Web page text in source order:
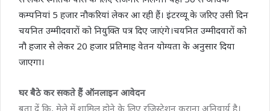
कम्पनियां 5 हजार नौकरियां लेकर आ रही हैं। इंटरव्यू के जरिए उसी दिन
चयनित उम्मीदवारों को नियुक्ति पत्र दिए जाएंगे।चयनित उम्मीदवारों को
नौ हजार से लेकर 20 हजार प्रतिमाह वेतन योग्यता के अनुसार दिया
जाएगा।
घर बैठे कर सकते हैं ऑनलाइन आवेदन
बता दें कि, मेले में शामिल होने के लिए रजिस्ट्रेशन कराना अनिवार्य है।